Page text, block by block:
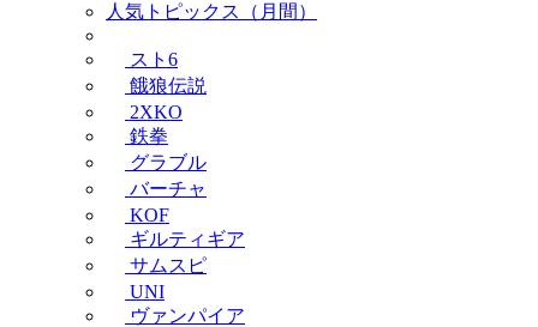
人気トピックス（月間）
スト6
餓狼伝説
2XKO
鉄拳
グラブル
バーチャ
KOF
ギルティギア
サムスピ
UNI
ヴァンパイア